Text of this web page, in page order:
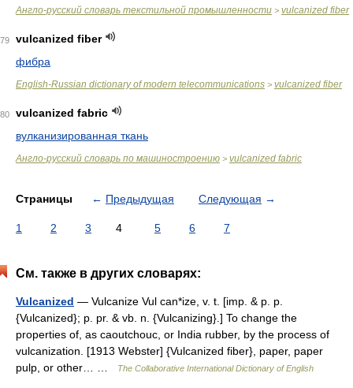
Англо-русский словарь текстильной промышленности > vulcanized fiber
79
vulcanized fiber
фибра
English-Russian dictionary of modern telecommunications > vulcanized fiber
80
vulcanized fabric
вулканизированная ткань
Англо-русский словарь по машиностроению > vulcanized fabric
Страницы ← Предыдущая Следующая →
1 2 3 4 5 6 7
См. также в других словарях:
Vulcanized — Vulcanize Vul can*ize, v. t. [imp. & p. p.
{Vulcanized}; p. pr. & vb. n. {Vulcanizing}.] To change the
properties of, as caoutchouc, or India rubber, by the process of
vulcanization. [1913 Webster] {Vulcanized fiber}, paper, paper
pulp, or other… …
The Collaborative International Dictionary of English